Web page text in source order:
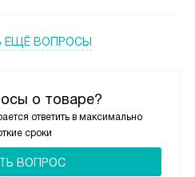
о товаре?
ответить в максимально
сроки
ВОПРОС
ЕЩЁ ВОПРОСЫ